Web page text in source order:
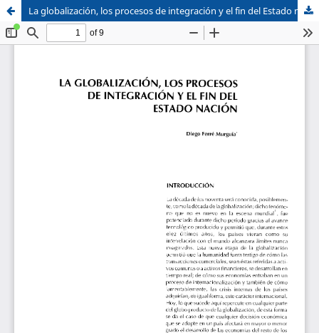
Sistema de
Bibliotecas
Facultad de
Derecho
La globalización, los procesos de integración y el fin del Estado nación